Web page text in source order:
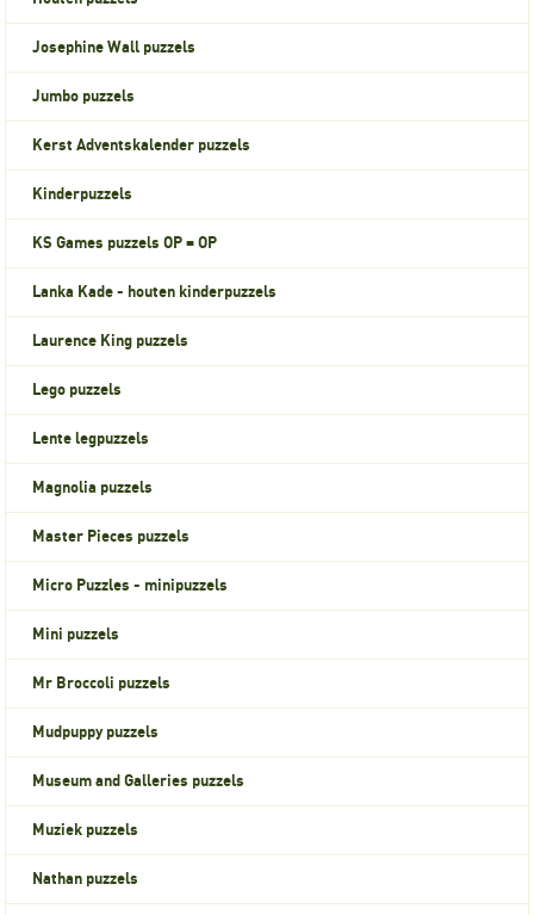
Josephine Wall puzzels
Jumbo puzzels
Kerst Adventskalender puzzels
Kinderpuzzels
KS Games puzzels OP = OP
Lanka Kade - houten kinderpuzzels
Laurence King puzzels
Lego puzzels
Lente legpuzzels
Magnolia puzzels
Master Pieces puzzels
Micro Puzzles - minipuzzels
Mini puzzels
Mr Broccoli puzzels
Mudpuppy puzzels
Museum and Galleries puzzels
Muziek puzzels
Nathan puzzels